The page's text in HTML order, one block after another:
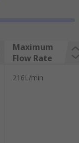
Maximum
Flow Rate
216L/min